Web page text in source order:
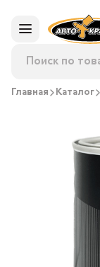
Главная Каталог